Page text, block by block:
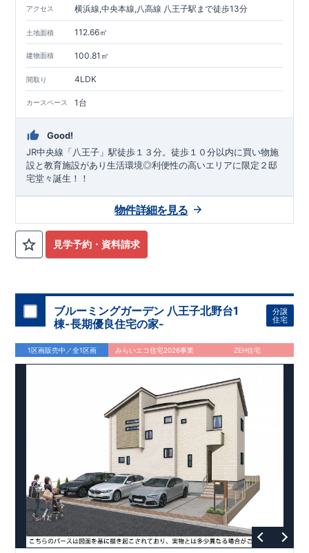
・不要な中間マージンを抑える事で、コストダウンに努めております
アクセス 横浜線,中央本線,八高線 八王子駅まで徒歩13分
土地面積 112.66㎡
建物面積 100.81㎡
間取り 4LDK
カースペース 1台
Good!
JR中央線「八王子」駅徒歩１３分。徒歩１０分以内に買い物施
設と教育施設があり生活環境◎利便性の高いエリアに限定２邸
宅堂々誕生！！
見学予約・資料請求
物件詳細を見る
ブルーミングガーデン 八王子北野台1
棟-長期優良住宅の家-
分譲
住宅
1区画販売中／全1区画 みらいエコ住宅2026事業 ZEH住宅